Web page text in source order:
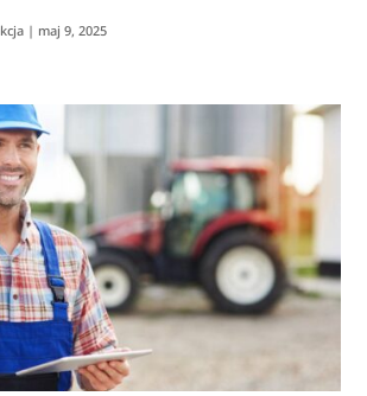
| maj 9, 2025